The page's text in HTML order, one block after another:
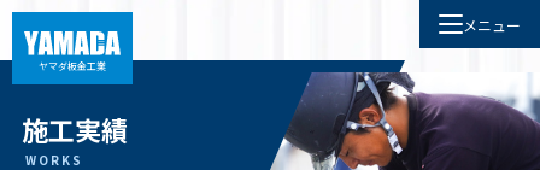
ヤマダ板金工業
メニュー
施工実績
WORKS